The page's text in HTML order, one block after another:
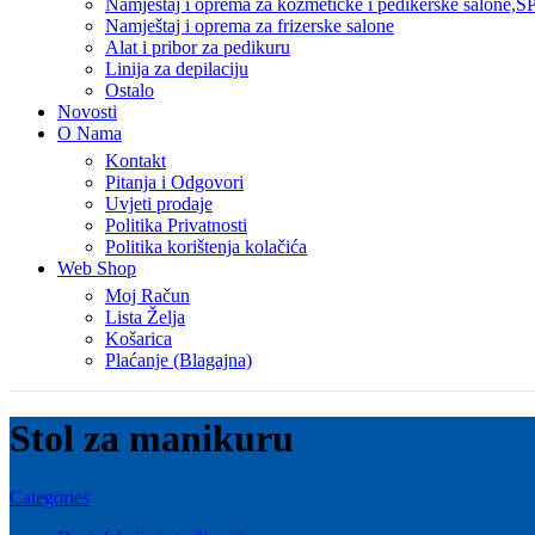
Namještaj i oprema za kozmetičke i pedikerske
Namještaj i oprema za frizerske salone
Alat i pribor za pedikuru
Linija za depilaciju
Ostalo
Novosti
O Nama
Kontakt
Pitanja i Odgovori
Uvjeti prodaje
Politika Privatnosti
Politika korištenja kolačića
Web Shop
Moj Račun
Lista Želja
Košarica
Plaćanje (Blagajna)
Stol za manikuru
Categories